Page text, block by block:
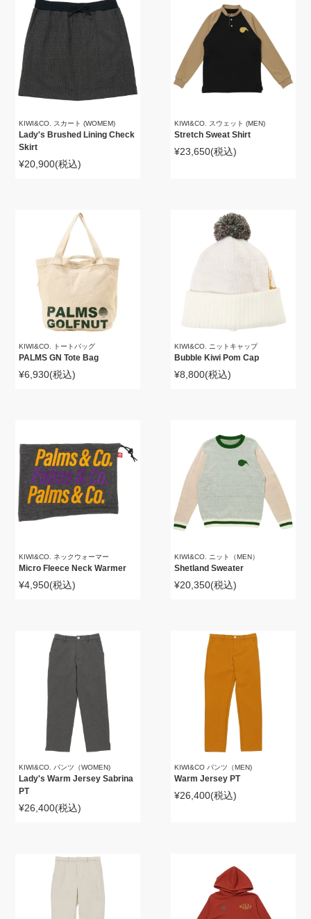
KIWI&CO. スカート (WOMEM)
Lady's Brushed Lining Check
Skirt
¥20,900(税込)
KIWI&CO. スウェット (MEN)
Stretch Sweat Shirt
¥23,650(税込)
KIWI&CO. トートバッグ
PALMS GN Tote Bag
¥6,930(税込)
KIWI&CO. ニットキャップ
Bubble Kiwi Pom Cap
¥8,800(税込)
KIWI&CO. ネックウォーマー
Micro Fleece Neck Warmer
¥4,950(税込)
KIWI&CO. ニット（MEN）
Shetland Sweater
¥20,350(税込)
KIWI&CO. パンツ（WOMEN)
Lady's Warm Jersey Sabrina
PT
¥26,400(税込)
KIWI&CO パンツ（MEN)
Warm Jersey PT
¥26,400(税込)